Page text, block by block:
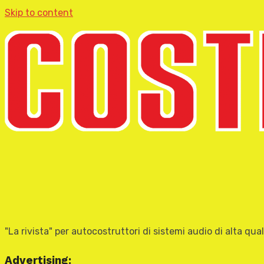
Skip to content
"La rivista" per autocostruttori di sistemi audio di alta
Advertising: